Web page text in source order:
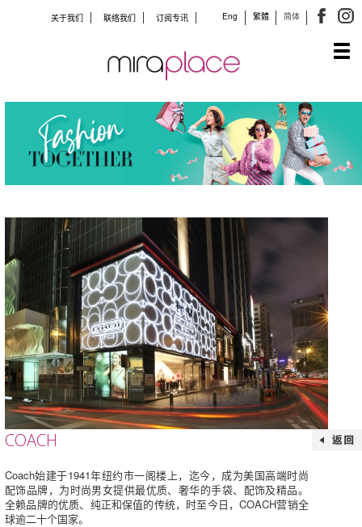
Eng 繁體 简体
关于我们 联络我们 订阅专讯
COACH
Coach始建于1941年纽约市一阁楼上，迄今，成为美国高端时尚
配饰品牌，为时尚男女提供最优质、奢华的手袋、配饰及精品。
全赖品牌的优质、纯正和保值的传统，时至今日，COACH营销全
球逾二十个国家。